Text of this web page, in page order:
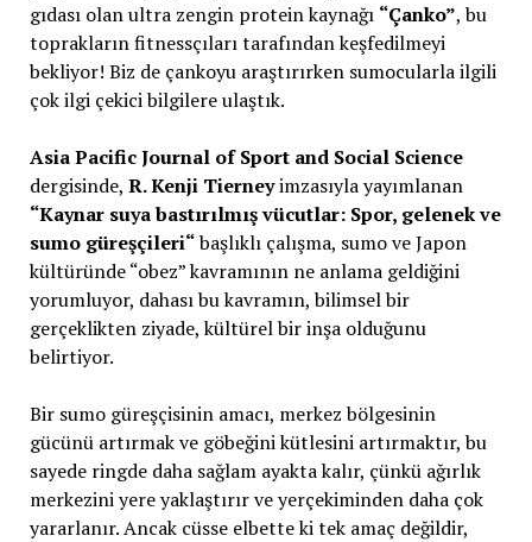
gıdası olan ultra zengin protein kaynağı “Çanko”, bu
toprakların fitnessçıları tarafından keşfedilmeyi
bekliyor! Biz de çankoyu araştırırken sumocularla ilgili
çok ilgi çekici bilgilere ulaştık.
Asia Pacific Journal of Sport and Social Science
dergisinde, R. Kenji Tierneyimzasıyla yayımlanan
“Kaynar suya bastırılmış vücutlar: Spor, gelenek ve
sumo güreşçileri“başlıklı çalışma, sumo ve Japon
kültüründe “obez” kavramının ne anlama geldiğini
yorumluyor, dahası bu kavramın, bilimsel bir
gerçeklikten ziyade, kültürel bir inşa olduğunu
belirtiyor.
Bir sumo güreşçisinin amacı, merkez bölgesinin
gücünü artırmak ve göbeğini kütlesini artırmaktır, bu
sayede ringde daha sağlam ayakta kalır, çünkü ağırlık
merkezini yere yaklaştırır ve yerçekiminden daha çok
yararlanır. Ancak cüsse elbette ki tek amaç değildir,